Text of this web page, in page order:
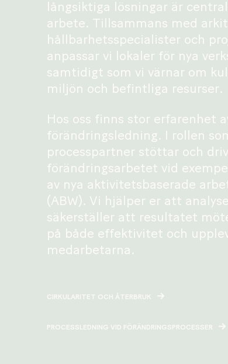
långsiktiga lösningar är
arbete. Tillsammans med
hållbarhetsspecialister och
anpassar vi lokaler för nya
samtidigt som vi värnar om
miljön och befintliga resurser.
Hos oss finns stor erfarenhet
förändringsledning. I rollen
processpartner stöttar och
förändringsarbetet vid
av nya aktivitetsbaserade
(ABW). Vi hjälper er att
säkerställer att resultatet
på både effektivitet och
medarbetarna.
CIRKULARITET OCH ÅTERBRUK
PROCESSLEDNING VID FÖRÄNDRINGSPROCESSER